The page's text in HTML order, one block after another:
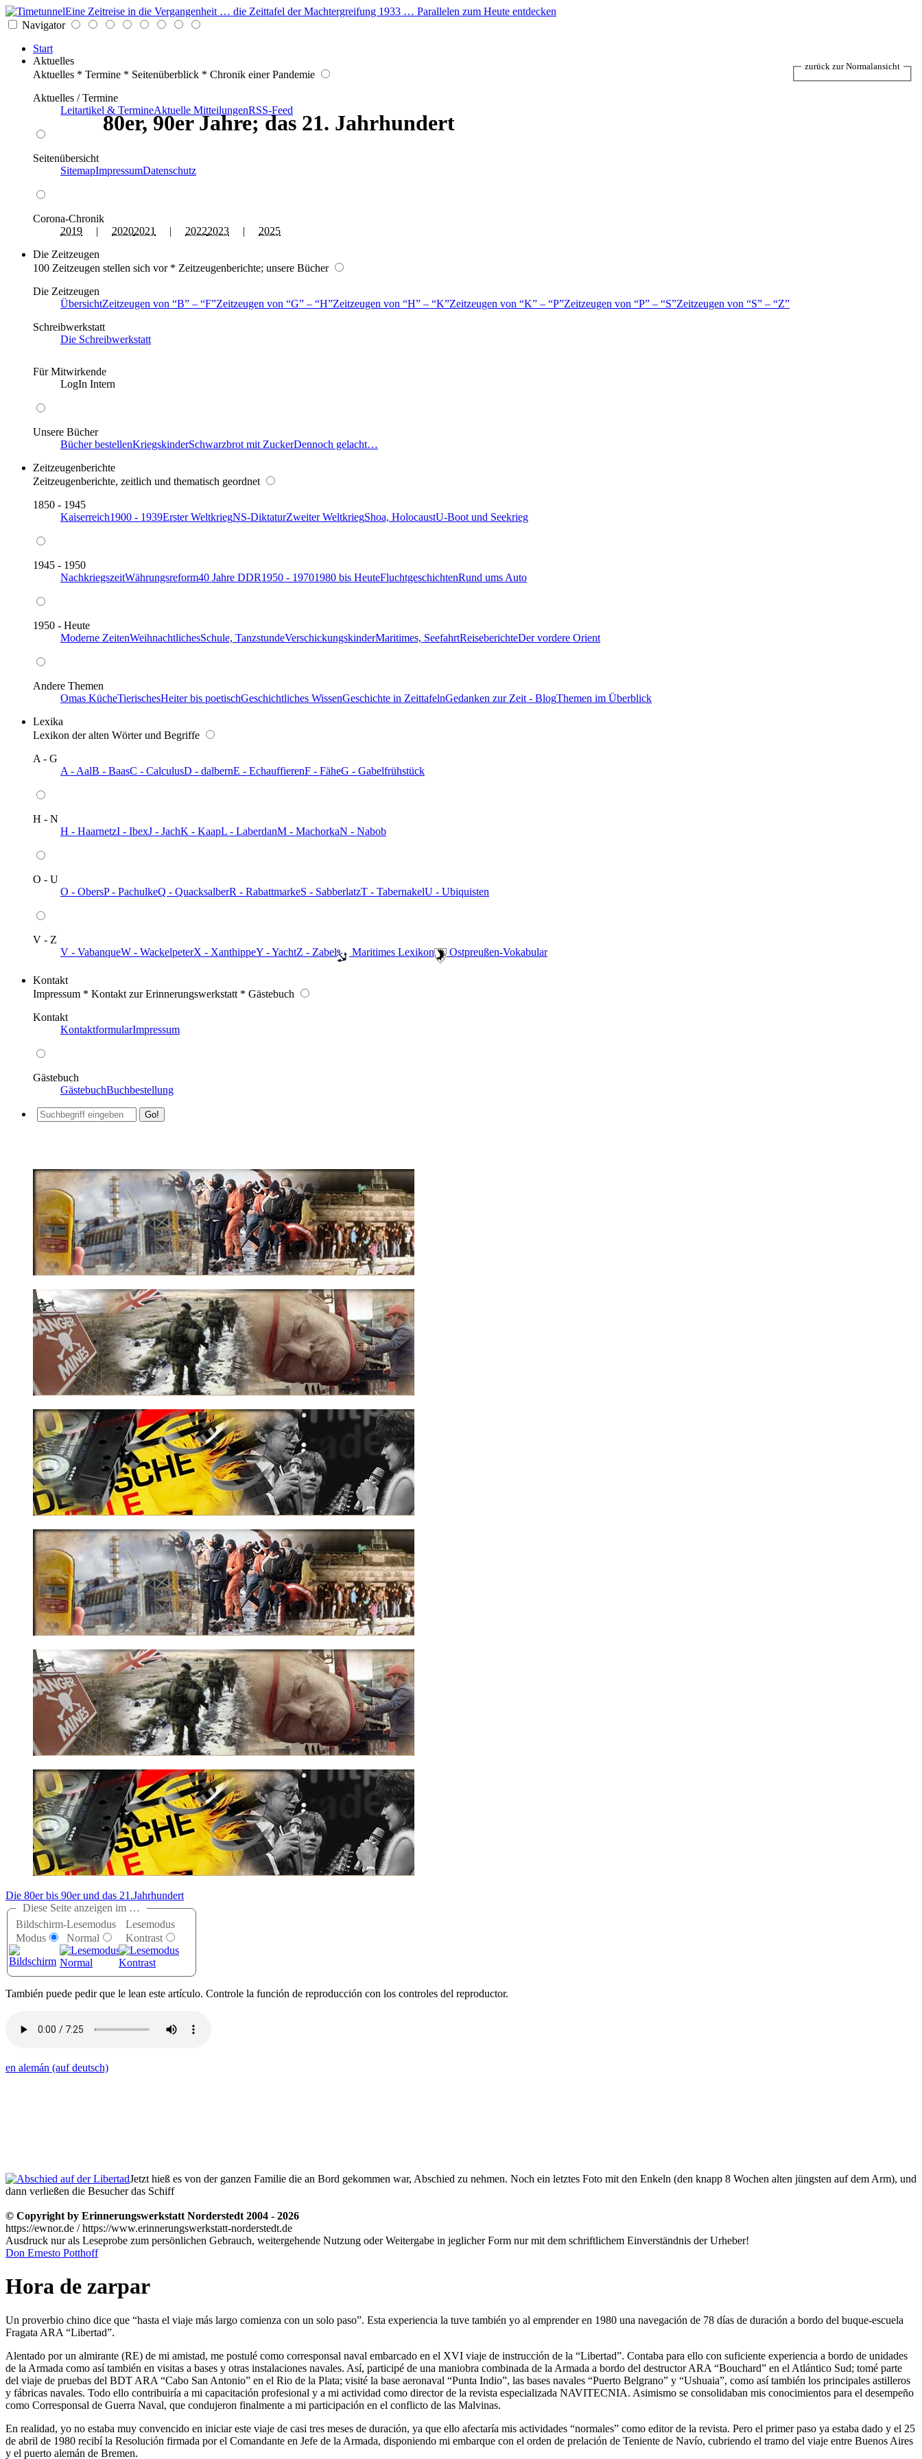
Eine Zeitreise in die Vergangenheit … die Zeittafel der Machtergreifung 1933 … Parallelen zum Heute entdecken
Navigator
Start
Aktuelles
Aktuelles * Termine * Seitenüberblick * Chronik einer Pandemie
Aktuelles / Termine
Leitartikel & TermineAktuelle MitteilungenRSS-Feed
Seitenübersicht
SitemapImpressumDatenschutz
Corona-Chronik
2019 | 20202021 | 20222023 | 2025
Die Zeitzeugen
100 Zeitzeugen stellen sich vor * Zeitzeugenberichte; unsere Bücher
Die Zeitzeugen
ÜbersichtZeitzeugen von B – F Zeitzeugen von G – H Zeitzeugen von H – K Zeitzeugen von K – P Zeitzeugen von P – S Zeitzeugen von S –
Z
Schreibwerkstatt
Die Schreibwerkstatt
Für Mitwirkende
LogIn Intern
Unsere Bücher
Bücher bestellenKriegskinderSchwarzbrot mit ZuckerDennoch gelacht…
Zeitzeugenberichte
Zeitzeugenberichte, zeitlich und thematisch geordnet
1850 - 1945
Kaiserreich1900 - 1939Erster WeltkriegNS-DiktaturZweiter WeltkriegShoa, HolocaustU-Boot und Seekrieg
1945 - 1950
NachkriegszeitWährungsreform40 Jahre DDR1950 - 19701980 bis HeuteFluchtgeschichtenRund ums Auto
1950 - Heute
Moderne ZeitenWeihnachtlichesSchule, TanzstundeVerschickungskinderMaritimes, SeefahrtReiseberichteDer vordere Orient
Andere Themen
Omas KücheTierischesHeiter bis poetischGeschichtliches WissenGeschichte in ZeittafelnGedanken zur Zeit - BlogThemen im Überblick
Lexika
Lexikon der alten Wörter und Begriffe
A - G
A - AalB - BaasC - CalculusD - dalbernE - EchauffierenF - FäheG - Gabelfrühstück
H - N
H - HaarnetzI - IbexJ - JachK - KaapL - LaberdanM - MachorkaN - Nabob
O - U
O - ObersP - PachulkeQ - QuacksalberR - RabattmarkeS - SabberlatzT - TabernakelU - Ubiquisten
V - Z
V - VabanqueW - WackelpeterX - XanthippeY - YachtZ - Zabel ️ Maritimes Lexikon ️ Ostpreußen-Vokabular
Kontakt
Impressum * Kontakt zur Erinnerungswerkstatt * Gästebuch
Kontakt
KontaktformularImpressum
Gästebuch
GästebuchBuchbestellung
80er, 90er Jahre; das 21. Jahrhundert
Die 80er bis 90er und das 21.Jahrhundert
Diese Seite anzeigen im …
Bildschirm-
Modus
Lesemodus
Normal
Lesemodus
Kontrast
También puede pedir que le lean este artículo. Controle la función de reproducción con los controles del reproductor.
en alemán (auf deutsch)
Jetzt hieß es von der ganzen Familie die an Bord gekommen war, Abschied zu nehmen. Noch ein letztes Foto mit den Enkeln (den knapp 8 Wochen alten jüngsten auf dem Arm), und
dann verließen die Besucher das Schiff
© Copyright by Erinnerungswerkstatt Norderstedt 2004 - 2026
https://ewnor.de / https://www.erinnerungswerkstatt-norderstedt.de
Ausdruck nur als Leseprobe zum persönlichen Gebrauch, weitergehende Nutzung oder Weitergabe in jeglicher Form nur mit dem schriftlichem Einverständnis der Urheber!
zurück zur Normalansicht
Don Ernesto Potthoff
Hora de zarpar
Un proverbio chino dice que hasta el viaje más largo comienza con un solo paso . Esta experiencia la tuve también yo al emprender en 1980 una navegación de 78 días de duración a bordo del buque-escuela
Fragata ARA
Libertad .
Alentado por un almirante (RE) de mi amistad, me postulé como corresponsal naval embarcado en el XVI viaje de instrucción de la
Libertad . Contaba para ello con suficiente experiencia a bordo de unidades
de la Armada como así también en visitas a bases y otras instalaciones navales. Así, participé de una maniobra combinada de la Armada a bordo del destructor ARA
Bouchard
en el Atlántico Sud; tomé parte
del viaje de pruebas del BDT ARA
Cabo San Antonio en el Rio de la Plata; visité la base aeronaval Punta Indio , las bases navales Puerto Belgrano y Ushuaia , como así también los principales astilleros
y fábricas navales. Todo ello contribuiría a mi capacitación profesional y a mi actividad como director de la revista especializada NAVITECNIA. Asimismo se consolidaban mis conocimientos para el desempeño
como Corresponsal de Guerra Naval, que condujeron finalmente a mi participación en el conflicto de las Malvinas.
En realidad, yo no estaba muy convencido en iniciar este viaje de casi tres meses de duración, ya que ello afectaría mis actividades
normales
como editor de la revista. Pero el primer paso ya estaba dado y el 25
de abril de 1980 recibí la Resolución firmada por el Comandante en Jefe de la Armada, disponiendo mi embarque con el orden de prelación de Teniente de Navío, cubriendo el tramo del viaje entre Buenos Aires
y el puerto alemán de Bremen.